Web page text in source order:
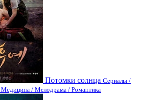
Потомки солнца Сериалы /
/ Мелодрама / Романтика